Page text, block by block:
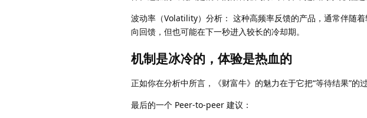
波动率（Volatility）分析： 这种高频率反馈的产品，通常伴随
向回馈，但也可能在下一秒进入较长的冷却期。
机制是冰冷的，体验是热血的
正如你在分析中所言，《财富牛》的魅力在于它把“等待结果”的过
最后的一个 Peer-to-peer 建议：